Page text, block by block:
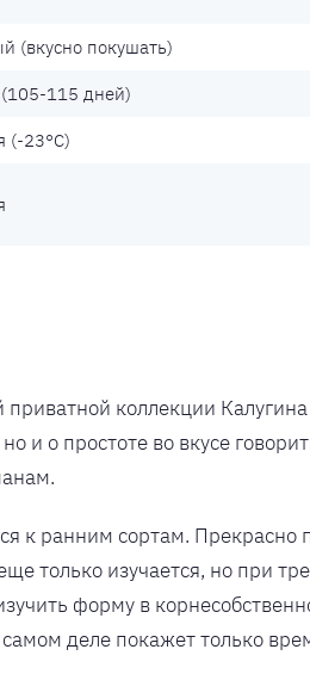
(вкусно покушать)
115 дней)
(-23°С)
коллекции
и о простоте во вкусе
к ранним сортам.
только изучается, но при
форму в
деле покажет только